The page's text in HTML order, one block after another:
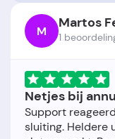
M Martos
1
Netjes bij
Support
sluiting. Heldere